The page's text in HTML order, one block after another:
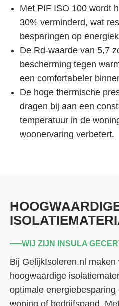
Met PIF ISO 100 wordt
30% verminderd, wat
besparingen op
De Rd-waarde van 5,7
bescherming tegen
een comfortabeler
De hoge thermische
dragen bij aan een
temperatuur in de
woonervaring verbetert.
WIJ ZIJN INSULA
Bij GelijkIsoleren.nl maken
hoogwaardige
optimale energiebesparing
woning of bedrijfspand.